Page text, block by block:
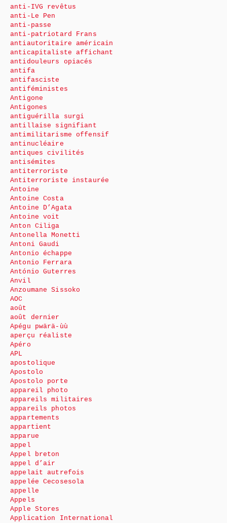
anti-IVG revêtus
anti-Le Pen
anti-passe
anti-patriotard Frans
antiautoritaire américain
anticapitaliste affichant
antidouleurs opiacés
antifa
antifasciste
antiféministes
Antigone
Antigones
antiguérilla surgi
antillaise signifiant
antimilitarisme offensif
antinucléaire
antiques civilités
antisémites
antiterroriste
Antiterroriste instaurée
Antoine
Antoine Costa
Antoine D’Agata
Antoine voit
Anton Ciliga
Antonella Monetti
Antoni Gaudi
Antonio échappe
Antonio Ferrara
António Guterres
Anvil
Anzoumane Sissoko
AOC
août
août dernier
Apégu pwärä-ùù
aperçu réaliste
Apéro
APL
apostolique
Apostolo
Apostolo porte
appareil photo
appareils militaires
appareils photos
appartements
appartient
apparue
appel
Appel breton
appel d’air
appelait autrefois
appelée Cecosesola
appelle
Appels
Apple Stores
Application International